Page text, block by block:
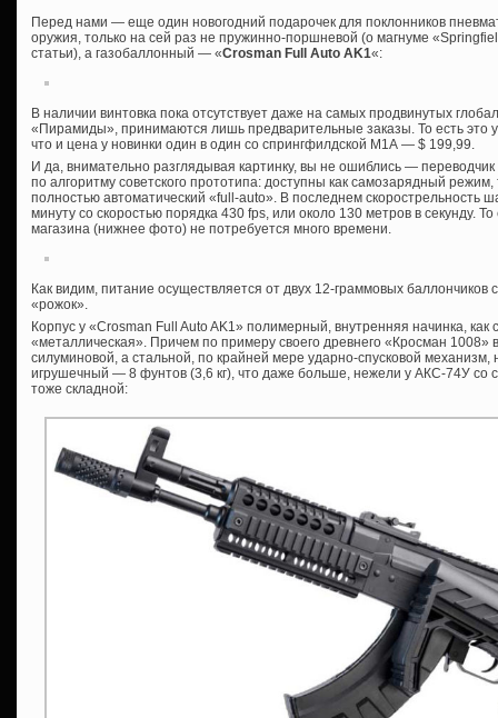
Перед нами — еще один новогодний подарочек для поклонников
оружия, только на сей раз не пружинно-поршневой (о магнуме
статьи), а газобаллонный — «Crosman Full Auto AK1«:
В наличии винтовка пока отсутствует даже на самых продвинутых
«Пирамиды», принимаются лишь предварительные заказы. То есть это
что и цена у новинки один в один со спрингфилдской М1А — $ 199,99.
И да, внимательно разглядывая картинку, вы не ошиблись —
по алгоритму советского прототипа: доступны как самозарядный
полностью автоматический «full-auto». В последнем скорострельность
минуту со скоростью порядка 430 fps, или около 130 метров в секунду.
магазина (нижнее фото) не потребуется много времени.
Как видим, питание осуществляется от двух 12-граммовых
«рожок».
Корпус у «Crosman Full Auto AK1» полимерный, внутренняя начинка, как
«металлическая». Причем по примеру своего древнего «Кросман
силуминовой, а стальной, по крайней мере ударно-спусковой механизм,
игрушечный — 8 фунтов (3,6 кг), что даже больше, нежели у АКС-74У со
тоже складной: